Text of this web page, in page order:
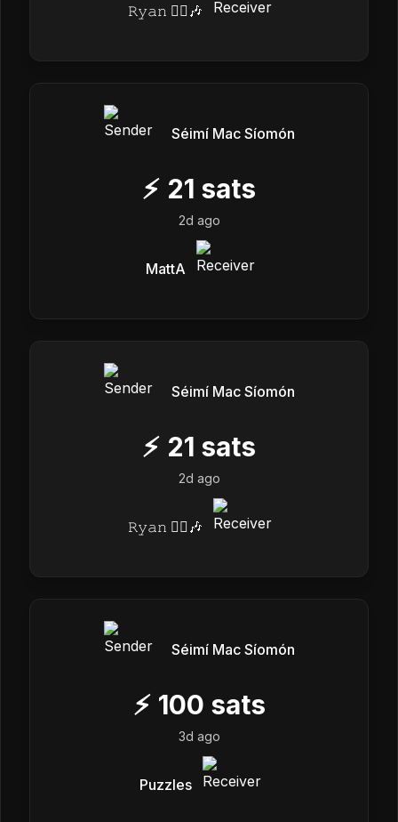
𝚁𝚢𝚊𝚗 🏴‍☠️🎶
Séimí Mac Síomón
⚡ 21 sats
2d ago
MattA
Séimí Mac Síomón
⚡ 21 sats
2d ago
𝚁𝚢𝚊𝚗 🏴‍☠️🎶
Séimí Mac Síomón
⚡ 100 sats
3d ago
Puzzles